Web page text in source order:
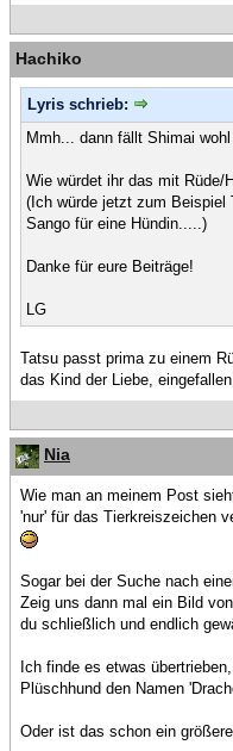
Hachiko
Lyris schrieb:
Mmh... dann fällt Shimai
Wie würdet ihr das mit Rüde/
(Ich würde jetzt zum Beispiel
Sango für eine Hündin.....)
Danke für eure Beiträge!
LG
Tatsu passt prima zu einem
das Kind der Liebe,
Nia
Wie man an meinem Post
'nur' für das Tierkreiszeichen
Sogar bei der Suche nach
Zeig uns dann mal ein Bild
du schließlich und endlich
Ich finde es etwas
Plüschhund den Namen
Oder ist das schon ein